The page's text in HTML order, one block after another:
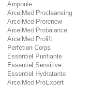
Ampoule
ArcelMed Procleansing
ArcelMed Prorenew
ArcelMed Probalance
ArcelMed Prolift
Perfetion Corps
Essentiel Purifiante
Essentiel Sensitive
Essentiel Hydratante
ArcelMed ProExpert